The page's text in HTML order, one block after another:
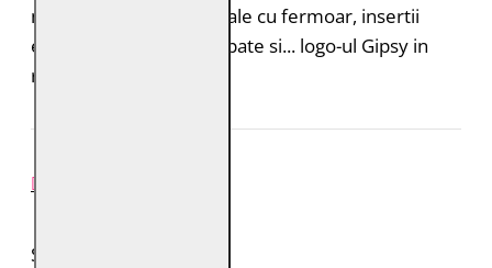
maneci, buzunare laterale cu fermoar, insertii
elastice pe partea din spate si... logo-ul Gipsy in
relief.
SPUNE-ŢI PAREREA